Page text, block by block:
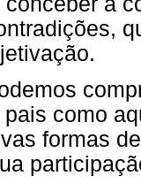
como
formas